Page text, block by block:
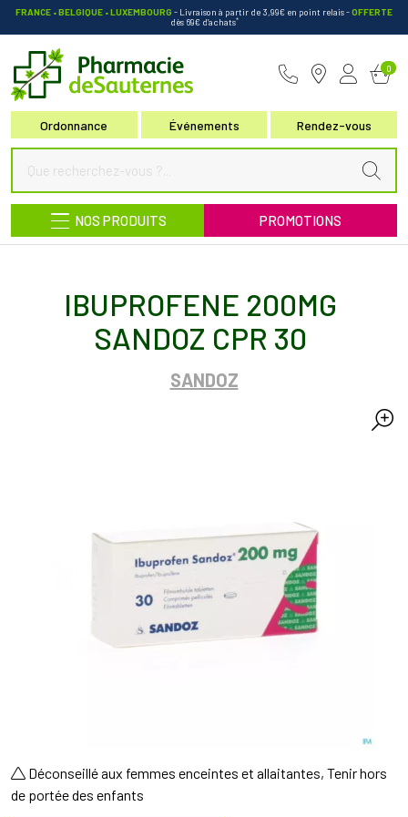
FRANCE • BELGIQUE • LUXEMBOURG - Livraison à partir de 3,99€ en point relais-OFFERTE
dès 69€ d’achats*
Ordonnance Événements Rendez-vous
0
NOS PRODUITS PROMOTIONS
IBUPROFENE 200MG
SANDOZ CPR 30
SANDOZ
Déconseillé aux femmes enceintes et allaitantes, Tenir hors
de portée des enfants